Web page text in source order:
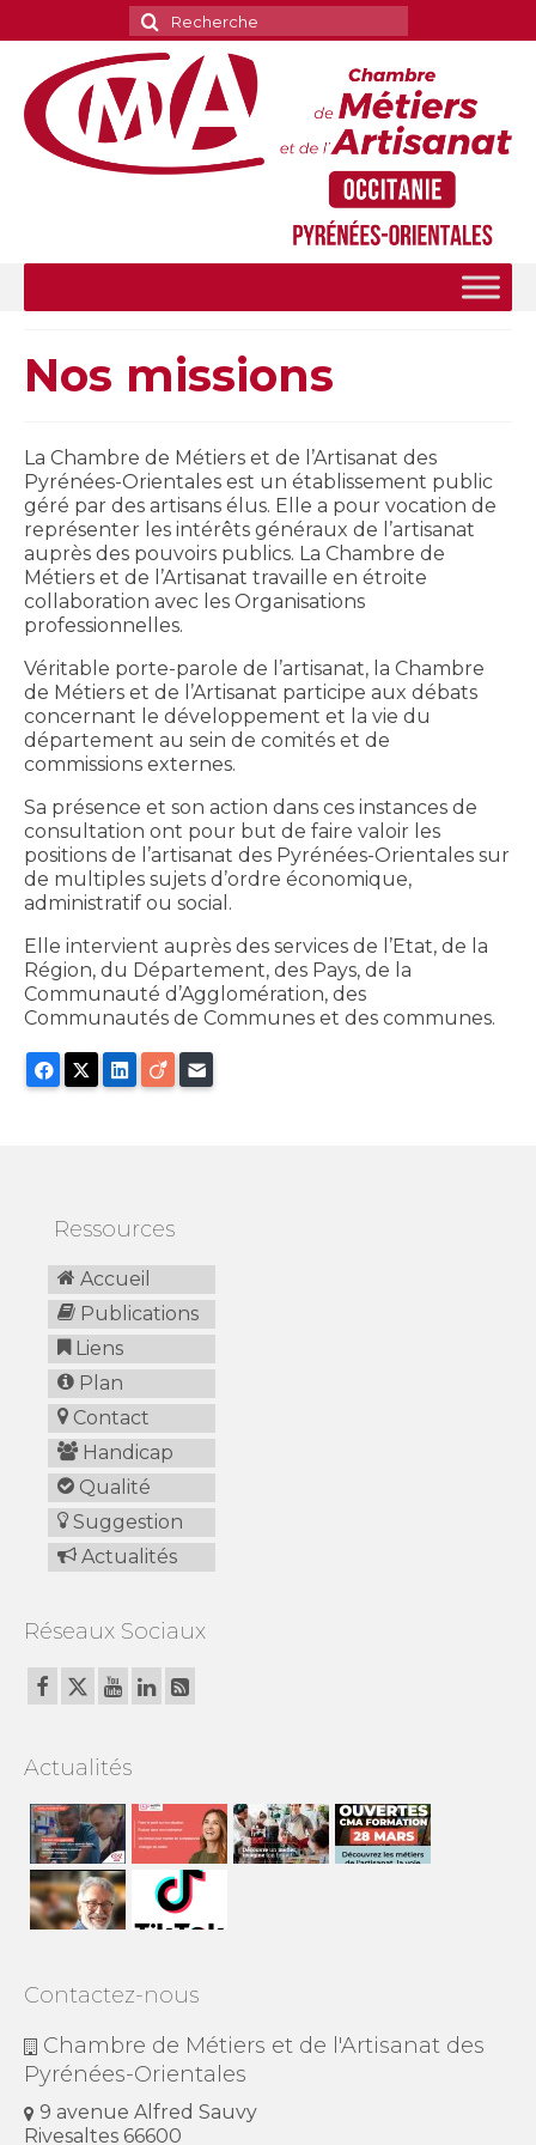
Rechercher
:
Nos missions
La Chambre de Métiers et de l’Artisanat des
Pyrénées-Orientales est un établissement public
géré par des artisans élus. Elle a pour vocation de
représenter les intérêts généraux de l’artisanat
auprès des pouvoirs publics. La Chambre de
Métiers et de l’Artisanat travaille en étroite
collaboration avec les Organisations
professionnelles.
Véritable porte-parole de l’artisanat, la Chambre
de Métiers et de l’Artisanat participe aux débats
concernant le développement et la vie du
département au sein de comités et de
commissions externes.
Sa présence et son action dans ces instances de
consultation ont pour but de faire valoir les
positions de l’artisanat des Pyrénées-Orientales sur
de multiples sujets d’ordre économique,
administratif ou social.
Elle intervient auprès des services de l’Etat, de la
Région, du Département, des Pays, de la
Communauté d’Agglomération, des
Communautés de Communes et des communes.
Facebook LinkedIn
Viadeo
Ressources
Accueil
Publications
Liens
Plan
Contact
Handicap
Qualité
Suggestion
Actualités
Réseaux Sociaux
Actualités
Contactez-nous
Chambre de Métiers et de l'Artisanat des
Pyrénées-Orientales
9 avenue Alfred Sauvy
Rivesaltes 66600